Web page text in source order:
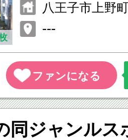
八王子市上野
---
同ジャンルス